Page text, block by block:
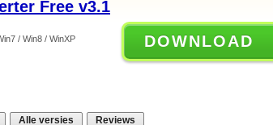
Free v3.1
/ Win8 / WinXP
DOWNLOAD
Alle versies Reviews